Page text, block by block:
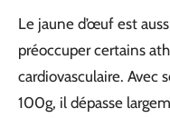
Le jaune d’œuf est
préoccuper certains
cardiovasculaire. Avec
100g, il dépasse